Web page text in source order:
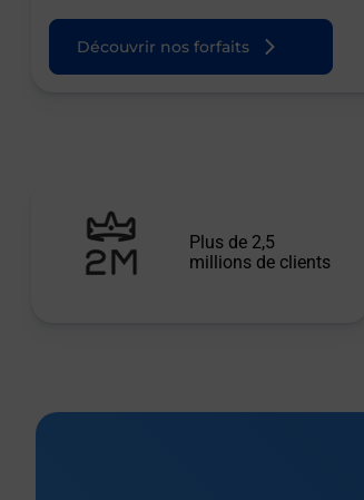
Découvrir nos forfaits
Plus de 2,5
millions de clients